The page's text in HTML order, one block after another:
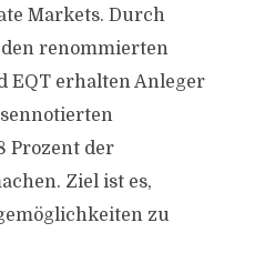
Markets. Durch
renommierten
EQT erhalten Anleger
Prozent der
Ziel ist es,
zu